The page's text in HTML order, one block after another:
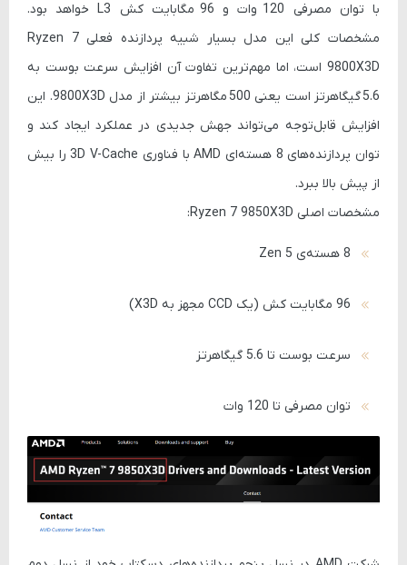
با توان مصرفی 120 وات و 96 مگابایت کش L3
خواهد بود.
مشخصات کلی این مدل بسیار شبیه پردازنده فعلیRyzen 7
9800X3D است، اما مهم‌ترین تفاوت آن افزایش سرعت بوست به
5.6 گیگاهرتز
است یعنی 500 مگاهرتز بیشتر
از مدل 9800X3D. این
افزایش قابل‌توجه می‌تواند جهش جدیدی در عملکرد ایجاد کند و
توان پردازنده‌های 8 هسته‌ای AMD با فناوری 3D V-Cache را بیش
از پیش بالا ببرد.
مشخصات اصلی Ryzen 7 9850X3D:
8 هسته‌ی Zen 5
96 مگابایت کش (یک CCD مجهز به X3D)
سرعت بوست تا 5.6 گیگاهرتز
توان مصرفی تا 120 وات